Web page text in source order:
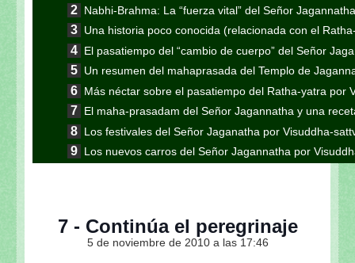
Nabhi-Brahma: La “fuerza vital” del Señor
Una historia poco conocida (relacionada con el
El pasatiempo del “cambio de cuerpo” del Señor
Un resumen del mahaprasada del Templo de
Más néctar sobre el pasatiempo del Ratha-yatra por
El maha-prasadam del Señor Jagannatha y una
Los festivales del Señor Jaganatha por Visuddha-
Los nuevos carros del Señor Jagannatha por
Continuación de la nota anterior: Jaganatha Puri
Continuación de la nota anterior: Aunque
Continuación de la nota anterior: “El encuentro en
esotérico del Ratha-yatra”
7 - Continúa el peregrinaje
5 de noviembre de 2010 a las 17:46